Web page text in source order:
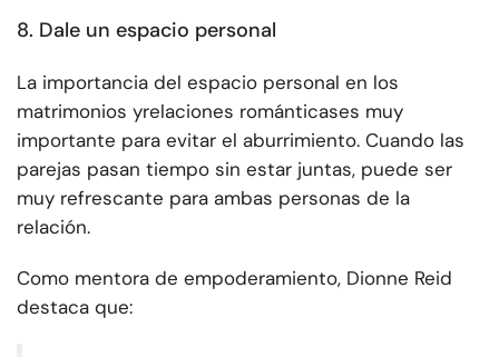
8. Dale un espacio personal
La importancia del espacio personal en los
matrimonios yrelaciones románticases muy
importante para evitar el aburrimiento. Cuando las
parejas pasan tiempo sin estar juntas, puede ser
muy refrescante para ambas personas de la
relación.
Como mentora de empoderamiento, Dionne Reid
destaca que: